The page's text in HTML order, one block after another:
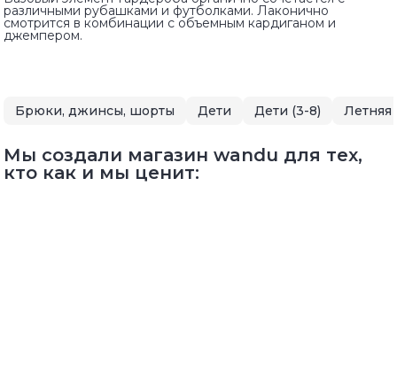
различными рубашками и футболками. Лаконично
смотрится в комбинации с объемным кардиганом и
джемпером.
Брюки, джинсы, шорты Дети Дети (3-8) Летняя
Мы создали магазин wandu для тех,
кто как и мы ценит: